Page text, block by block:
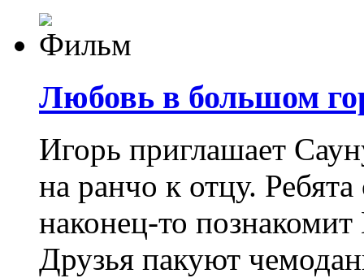
Любовь в большом
Игорь приглашает
на ранчо к отцу.
наконец-то
Друзья пакуют